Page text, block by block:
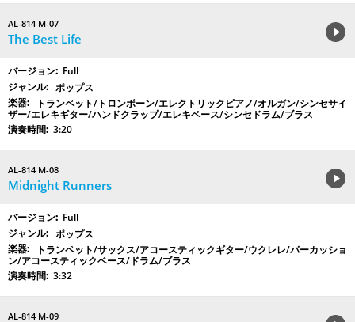
AL-814 M-07
The Best Life
Full
ポップス
トランペット/トロンボーン/エレクトリックピアノ/オルガン/シンセサイ
ザー/エレキギター/ハンドクラップ/エレキベース/シンセドラム/ブラス
3:20
AL-814 M-08
Midnight Runners
Full
ポップス
トランペット/サックス/アコースティックギター/ウクレレ/パーカッショ
ン/アコースティックベース/ドラム/ブラス
3:32
AL-814 M-09